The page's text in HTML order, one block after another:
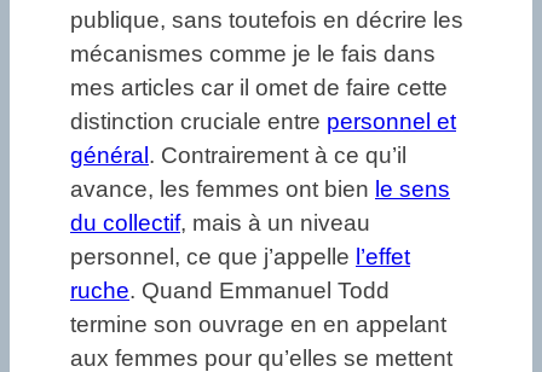
publique, sans toutefois en décrire les
mécanismes comme je le fais dans
mes articles car il omet de faire cette
distinction cruciale entre personnel et
général. Contrairement à ce qu’il
avance, les femmes ont bien le sens
du collectif, mais à un niveau
personnel, ce que j’appelle l’effet
ruche. Quand Emmanuel Todd
termine son ouvrage en en appelant
aux femmes pour qu’elles se mettent